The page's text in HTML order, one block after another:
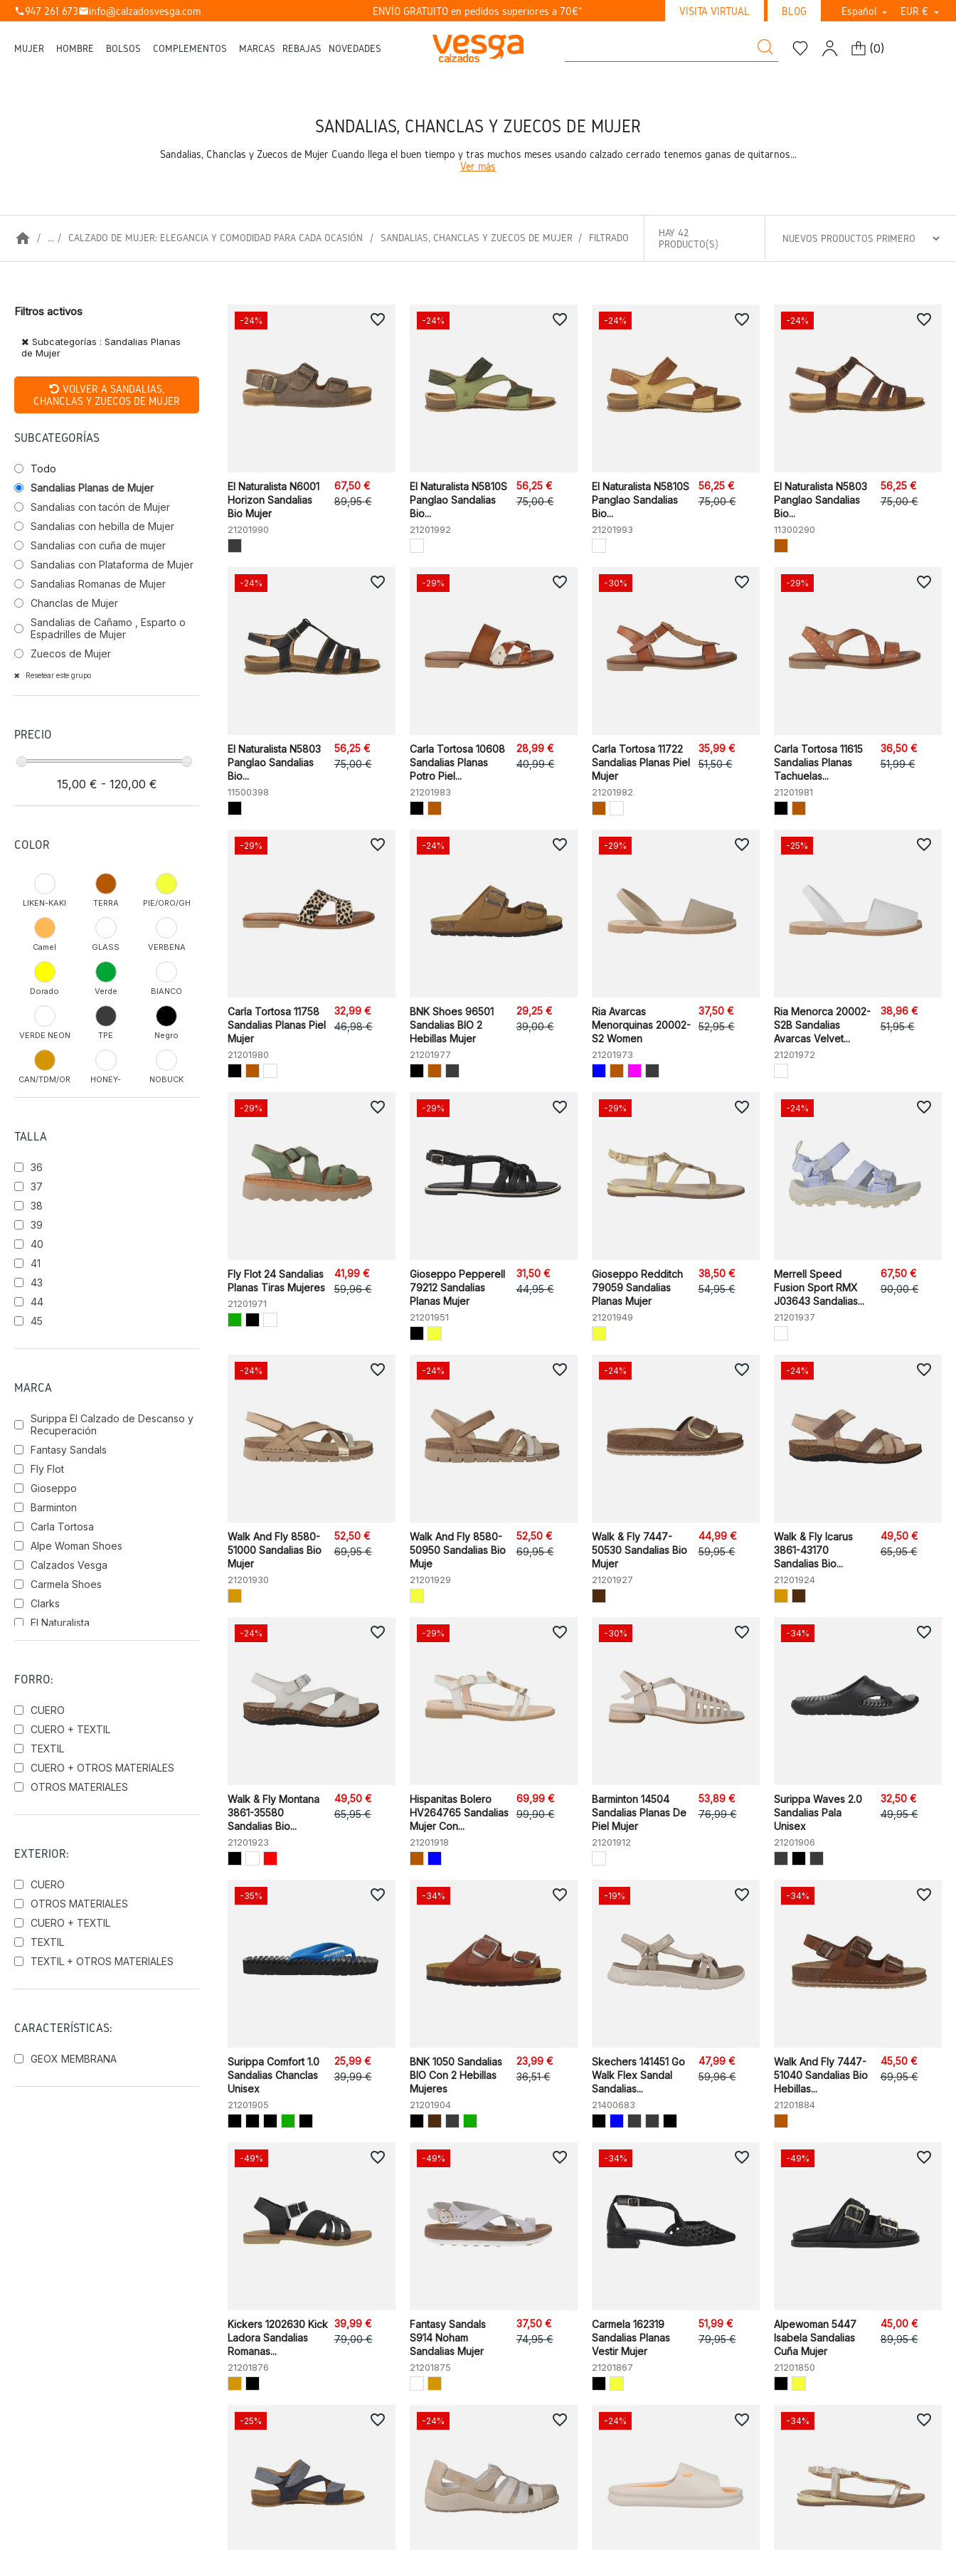
phone947 261 673mailinfo@calzadosvesga.com ENVÍO GRATUITO en pedidos superiores a 70€* VISITA VIRTUAL BLOG Español  EUR € 
MUJER HOMBRE BOLSOS COMPLEMENTOS MARCAS REBAJAS NOVEDADES (0)
SANDALIAS, CHANCLAS Y ZUECOS DE MUJER
Sandalias, Chanclas y Zuecos de Mujer Cuando llega el buen tiempo y tras muchos meses usando calzado cerrado tenemos ganas de quitarnos...
Ver más
home ... CALZADO DE MUJER: ELEGANCIA Y COMODIDAD PARA CADA OCASIÓN SANDALIAS, CHANCLAS Y ZUECOS DE MUJER FILTRADO
HAY 42
PRODUCTO(S)
Filtros activos
Subcategorías : Sandalias Planas
de Mujer
VOLVER A SANDALIAS,
CHANCLAS Y ZUECOS DE MUJER
SUBCATEGORÍAS
Todo
Sandalias Planas de Mujer
Sandalias con tacón de Mujer
Sandalias con hebilla de Mujer
Sandalias con cuña de mujer
Sandalias con Plataforma de Mujer
Sandalias Romanas de Mujer
Chanclas de Mujer
Sandalias de Cañamo , Esparto o
Espadrilles de Mujer
Zuecos de Mujer
Resetear este grupo
PRECIO
15,00 € - 120,00 €
COLOR
LIKEN-KAKI TERRA PIE/ORO/GH
Camel GLASS VERBENA
Dorado Verde BIANCO
VERDE NEON TPE Negro
CAN/TDM/OR
HONEY-
NOBUCK
Marrón
PANNA
Rosa
BBK
TALLA
36
37
38
39
40
41
43
44
45
MARCA
Surippa El Calzado de Descanso y
Recuperación
Fantasy Sandals
Fly Flot
Gioseppo
Barminton
Carla Tortosa
Alpe Woman Shoes
Calzados Vesga
Carmela Shoes
Clarks
El Naturalista
Geox
Kickers
FORRO:
CUERO
CUERO + TEXTIL
TEXTIL
CUERO + OTROS MATERIALES
OTROS MATERIALES
EXTERIOR:
CUERO
OTROS MATERIALES
CUERO + TEXTIL
TEXTIL
TEXTIL + OTROS MATERIALES
CARACTERÍSTICAS:
GEOX MEMBRANA
El Naturalista N6001
Horizon Sandalias
Bio Mujer
21201990
67,50 €
89,95 €
-24% favorite_border
El Naturalista N5810S
Panglao Sandalias
Bio...
21201992
56,25 €
75,00 €
-24% favorite_border
El Naturalista N5810S
Panglao Sandalias
Bio...
21201993
56,25 €
75,00 €
-24% favorite_border
El Naturalista N5803
Panglao Sandalias
Bio...
11300290
56,25 €
75,00 €
-24% favorite_border
El Naturalista N5803
Panglao Sandalias
Bio...
11500398
56,25 €
75,00 €
-24% favorite_border
Carla Tortosa 10608
Sandalias Planas
Potro Piel...
21201983
28,99 €
40,99 €
-29% favorite_border
Carla Tortosa 11722
Sandalias Planas Piel
Mujer
21201982
35,99 €
51,50 €
-30% favorite_border
Carla Tortosa 11615
Sandalias Planas
Tachuelas...
21201981
36,50 €
51,99 €
-29% favorite_border
Carla Tortosa 11758
Sandalias Planas Piel
Mujer
21201980
32,99 €
46,98 €
-29% favorite_border
BNK Shoes 96501
Sandalias BIO 2
Hebillas Mujer
21201977
29,25 €
39,00 €
-24% favorite_border
Ria Avarcas
Menorquinas 20002-
S2 Women
21201973
37,50 €
52,95 €
-29% favorite_border
Ria Menorca 20002-
S2B Sandalias
Avarcas Velvet...
21201972
38,96 €
51,95 €
-25% favorite_border
Fly Flot 24 Sandalias
Planas Tiras Mujeres
21201971
41,99 €
59,96 €
-29% favorite_border
Gioseppo Pepperell
79212 Sandalias
Planas Mujer
21201951
31,50 €
44,95 €
-29% favorite_border
Gioseppo Redditch
79059 Sandalias
Planas Mujer
21201949
38,50 €
54,95 €
-29% favorite_border
Merrell Speed
Fusion Sport RMX
J03643 Sandalias...
21201937
67,50 €
90,00 €
-24% favorite_border
Walk And Fly 8580-
51000 Sandalias Bio
Mujer
21201930
52,50 €
69,95 €
-24% favorite_border
Walk And Fly 8580-
50950 Sandalias Bio
Muje
21201929
52,50 €
69,95 €
-24% favorite_border
Walk & Fly 7447-
50530 Sandalias Bio
Mujer
21201927
44,99 €
59,95 €
-24% favorite_border
Walk & Fly Icarus
3861-43170
Sandalias Bio...
21201924
49,50 €
65,95 €
-24% favorite_border
Walk & Fly Montana
3861-35580
Sandalias Bio...
21201923
49,50 €
65,95 €
-24% favorite_border
Hispanitas Bolero
HV264765 Sandalias
Mujer Con...
21201918
69,99 €
99,90 €
-29% favorite_border
Barminton 14504
Sandalias Planas De
Piel Mujer
21201912
53,89 €
76,99 €
-30% favorite_border
Surippa Waves 2.0
Sandalias Pala
Unisex
21201906
32,50 €
49,95 €
-34% favorite_border
Surippa Comfort 1.0
Sandalias Chanclas
Unisex
21201905
25,99 €
39,99 €
-35% favorite_border
BNK 1050 Sandalias
BIO Con 2 Hebillas
Mujeres
21201904
23,99 €
36,51 €
-34% favorite_border
Skechers 141451 Go
Walk Flex Sandal
Sandalias...
21400683
47,99 €
59,96 €
-19% favorite_border
Walk And Fly 7447-
51040 Sandalias Bio
Hebillas...
21201884
45,50 €
69,95 €
-34% favorite_border
Kickers 1202630 Kick
Ladora Sandalias
Romanas...
21201876
39,99 €
79,00 €
-49% favorite_border
Fantasy Sandals
S914 Noham
Sandalias Mujer
21201875
37,50 €
74,95 €
-49% favorite_border
Carmela 162319
Sandalias Planas
Vestir Mujer
21201867
51,99 €
79,95 €
-34% favorite_border
Alpewoman 5447
Isabela Sandalias
Cuña Mujer
21201850
45,00 €
89,95 €
-49% favorite_border
-25% favorite_border -24% favorite_border -24% favorite_border -34% favorite_border